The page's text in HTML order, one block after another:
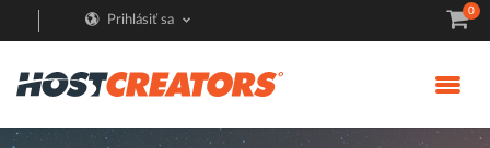
Prihlásiť sa
0